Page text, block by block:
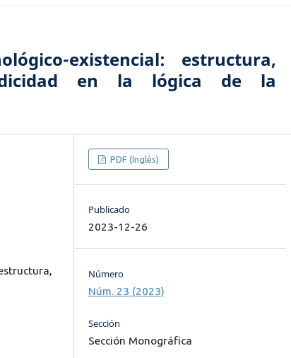
existencial: estructura,
en la lógica de la
PDF (Inglés)
Publicado
2023-12-26
Número
Núm. 23 (2023)
Sección
Sección Monográfica